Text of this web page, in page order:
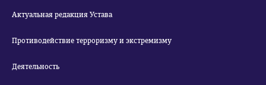
Актуальная редакция Устава
Противодействие терроризму и экстремизму
Деятельность